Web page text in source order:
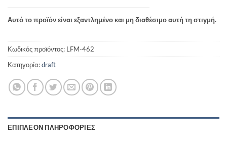
Αυτό το προϊόν είναι εξαντλημένο και μη διαθέσιμο αυτή τη στιγμή.
Κωδικός προϊόντος: LFM-462
Κατηγορία:draft
ΕΠΙΠΛΈΟΝ ΠΛΗΡΟΦΟΡΊΕΣ